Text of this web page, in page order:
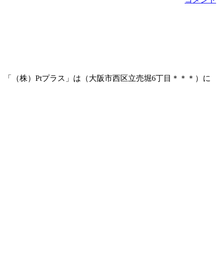
（株）Ptプラス」は（大阪市西区立売堀6丁目＊＊＊）に